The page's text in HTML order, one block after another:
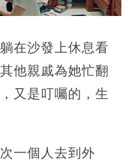
在沙發上休息看
他親戚為她忙翻
又是叮囑的，生
一個人去到外